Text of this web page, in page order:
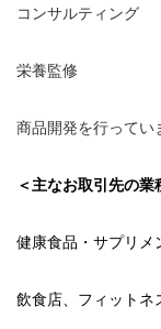
コンサルティング
栄養監修
商品開発を行ってい
＜主なお取引先の業
健康食品・サプリメ
飲食店、フィット